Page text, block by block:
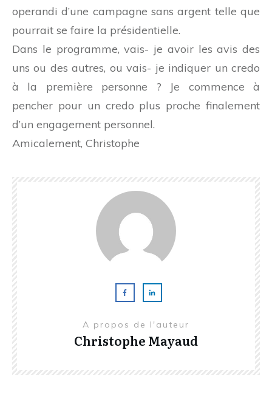
operandi d’une campagne sans argent telle que
pourrait se faire la présidentielle.
Dans le programme, vais- je avoir les avis des
uns ou des autres, ou vais- je indiquer un credo
à la première personne ? Je commence à
pencher pour un credo plus proche finalement
d’un engagement personnel.
Amicalement, Christophe
A propos de l'auteur
Christophe Mayaud